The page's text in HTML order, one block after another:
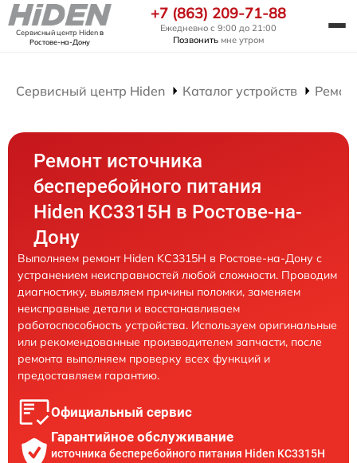
Сервисный центр Hidenв
Ростове-на-Дону
+7 (863) 209-71-88
Ежедневно с 9:00 до 21:00
Позвонить мне утром
Сервисный центр Hiden Каталог устройств
Ремонт источника
бесперебойного питания
Hiden KC3315H в Ростове-на-
Дону
Выполняем ремонт Hiden KC3315H в Ростове-на-Дону с
устранением неисправностей любой сложности. Проводим
диагностику, выявляем причины поломки, заменяем
неисправные детали и восстанавливаем
работоспособность устройства. Используем оригинальные
или рекомендованные производителем запчасти, после
ремонта выполняем проверку всех функций и
предоставляем гарантию.
Официальный сервис
Гарантийное обслуживание
источника бесперебойного питания Hiden KC3315H